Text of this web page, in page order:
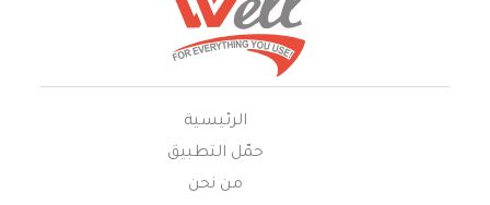
الرئيسية
حمّل التطبيق
من نحن